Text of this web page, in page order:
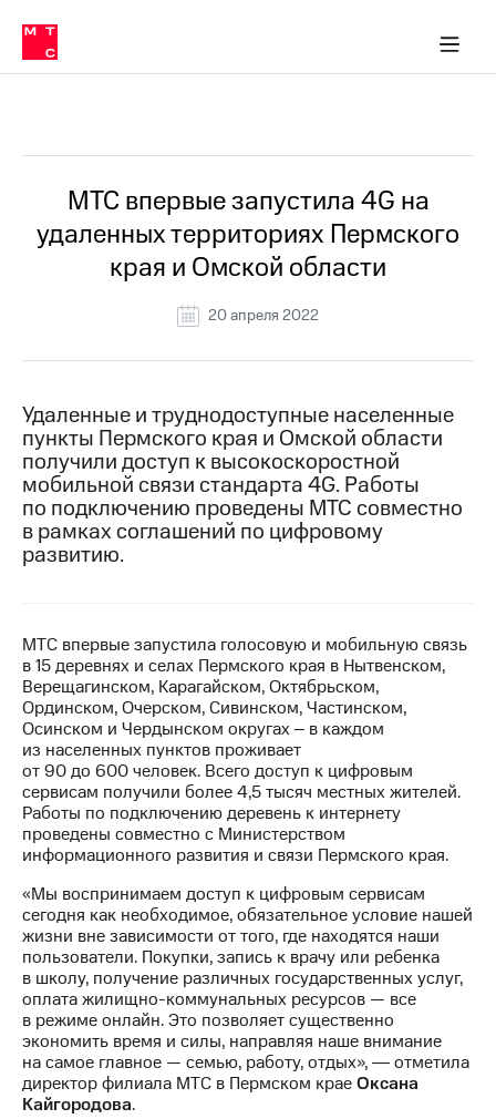
Медиа-центр
и акционерам
Устойчивое развитие
Комплаенс и деловая этика
компании
Карьера
История
компании
Руководство
информация
Контакты
Медиа-центр
Пресс-
релизы
МТС
о технологиях
Интервью
Финансовая
отчетность
Контакты
Новости
в
регионе
и акционерам
Корпоративное
управление
Корпоративный
секретарь
Раскрытие
информации
Информация
акционерам
Документы
ПАО
в МТС
Пресс-
релизы
МТС
о технологиях
МТС впервые запустила 4G на
удаленных территориях Пермского
края и Омской области
20 апреля 2022
Удаленные и труднодоступные населенные
пункты Пермского края и Омской области
получили доступ к высокоскоростной
мобильной связи стандарта 4G. Работы
по подключению проведены МТС совместно
в рамках соглашений по цифровому
развитию.
МТС впервые запустила голосовую и мобильную связь
в 15 деревнях и селах Пермского края в Нытвенском,
Верещагинском, Карагайском, Октябрьском,
Ординском, Очерском, Сивинском, Частинском,
Осинском и Чердынском округах ‒ в каждом
из населенных пунктов проживает
от 90 до 600 человек. Всего доступ к цифровым
сервисам получили более 4,5 тысяч местных жителей.
Работы по подключению деревень к интернету
проведены совместно с Министерством
информационного развития и связи Пермского края.
«Мы воспринимаем доступ к цифровым сервисам
сегодня как необходимое, обязательное условие нашей
жизни вне зависимости от того, где находятся наши
пользователи. Покупки, запись к врачу или ребенка
в школу, получение различных государственных услуг,
оплата жилищно-коммунальных ресурсов — все
в режиме онлайн. Это позволяет существенно
экономить время и силы, направляя наше внимание
на самое главное — семью, работу, отдых», ― отметила
директор филиала МТС в Пермском краеОксана
Кайгородова.